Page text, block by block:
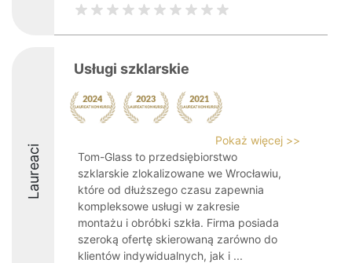
Laureaci
Usługi szklarskie
Pokaż więcej >>
Tom-Glass to przedsiębiorstwo
szklarskie zlokalizowane we Wrocławiu,
które od dłuższego czasu zapewnia
kompleksowe usługi w zakresie
montażu i obróbki szkła. Firma posiada
szeroką ofertę skierowaną zarówno do
klientów indywidualnych, jak i ...